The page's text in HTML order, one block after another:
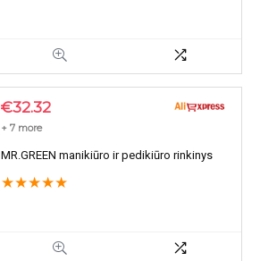
€32.32
+ 7 more
MR.GREEN manikiūro ir pedikiūro rinkinys
★★★★★